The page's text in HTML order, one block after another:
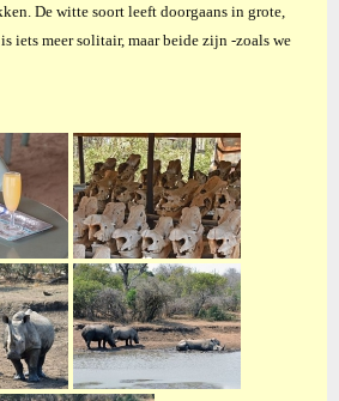
De witte soort leeft doorgaans in grote,
iets meer solitair, maar beide zijn -zoals we